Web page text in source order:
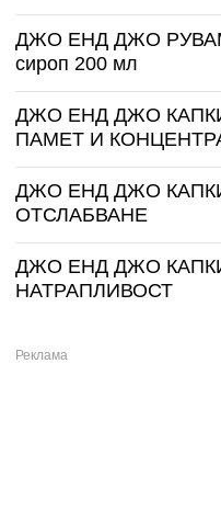
ДЖО ЕНД ДЖО
сироп 200 мл
ДЖО ЕНД ДЖО
ПАМЕТ И
ДЖО ЕНД ДЖО
ОТСЛАБВАНЕ
ДЖО ЕНД ДЖО
НАТРАПЛИВОСТ